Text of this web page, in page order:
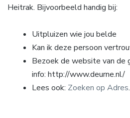
Heitrak. Bijvoorbeeld handig bij:
Uitpluizen wie jou belde
Kan ik deze persoon
Bezoek de website van de
info: http://www.deurne.nl/
Lees ook: Zoeken op Adres.